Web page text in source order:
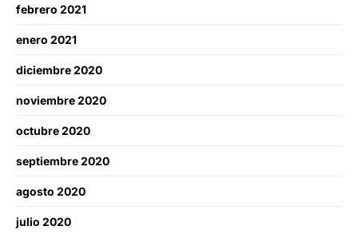
febrero 2021
enero 2021
diciembre 2020
noviembre 2020
octubre 2020
septiembre 2020
agosto 2020
julio 2020